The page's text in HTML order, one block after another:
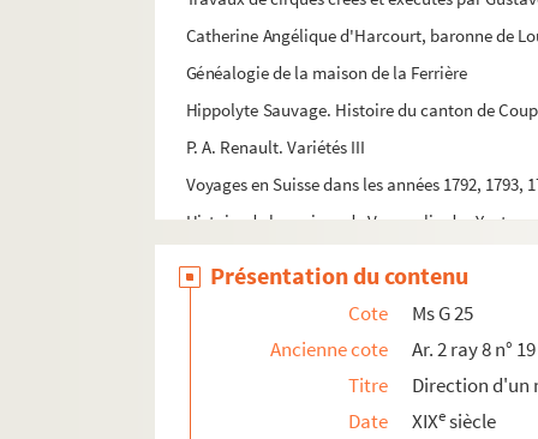
Catherine Angélique d'Harcourt, baronne de
Généalogie de la maison de la Ferrière
Hippolyte Sauvage. Histoire du canton de
P. A. Renault. Variétés III
Voyages en Suisse dans les années 1792, 1793,
Histoire de la maison de Vauquelin des
Le Grand Olympe, par Vicot
Présentation du contenu
Cote
Ms G 25
Ancienne cote
Ar. 2 ray 8 n° 19
Titre
Direction d'un
Date
XIXesiècle